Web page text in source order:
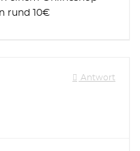
rund 10€
Antwort